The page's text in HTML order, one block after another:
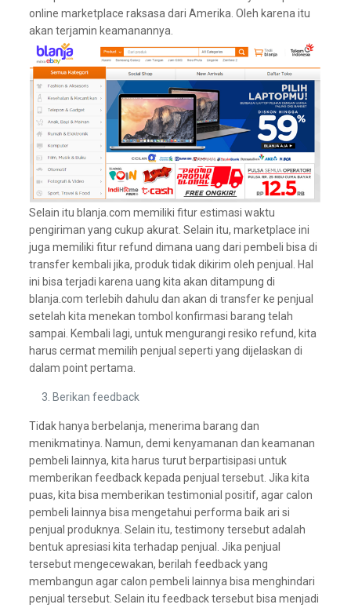
online marketplace raksasa dari Amerika. Oleh karena itu
akan terjamin keamanannya.
Selain itu blanja.com memiliki fitur estimasi waktu
pengiriman yang cukup akurat. Selain itu, marketplace ini
juga memiliki fitur refund dimana uang dari pembeli bisa di
transfer kembali jika, produk tidak dikirim oleh penjual. Hal
ini bisa terjadi karena uang kita akan ditampung di
blanja.com terlebih dahulu dan akan di transfer ke penjual
setelah kita menekan tombol konfirmasi barang telah
sampai. Kembali lagi, untuk mengurangi resiko refund, kita
harus cermat memilih penjual seperti yang dijelaskan di
dalam point pertama.
Berikan feedback
Tidak hanya berbelanja, menerima barang dan
menikmatinya. Namun, demi kenyamanan dan keamanan
pembeli lainnya, kita harus turut berpartisipasi untuk
memberikan feedback kepada penjual tersebut. Jika kita
puas, kita bisa memberikan testimonial positif, agar calon
pembeli lainnya bisa mengetahui performa baik ari si
penjual produknya. Selain itu, testimony tersebut adalah
bentuk apresiasi kita terhadap penjual. Jika penjual
tersebut mengecewakan, berilah feedback yang
membangun agar calon pembeli lainnya bisa menghindari
penjual tersebut. Selain itu feedback tersebut bisa menjadi